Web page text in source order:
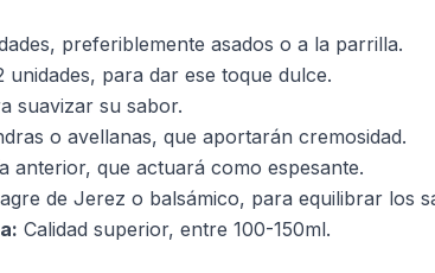
preferiblemente asados o a la parrilla.
unidades, para dar ese toque dulce.
suavizar su sabor.
o avellanas, que aportarán cremosidad.
anterior, que actuará como espesante.
de Jerez o balsámico, para equilibrar los
Calidad superior, entre 100-150ml.